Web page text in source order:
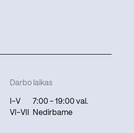
Darbo laikas
I-V
7:00 - 19:00 val.
VI-VII
Nedirbame